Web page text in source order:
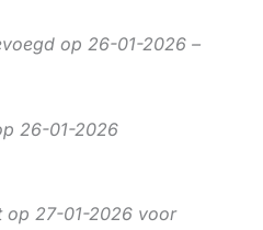
op 26-01-2026 –
26-01-2026
op 27-01-2026 voor